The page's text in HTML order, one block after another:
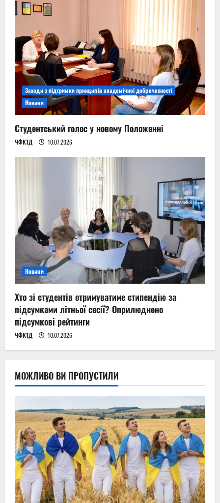
Заходи з підтримки принципів академічної доброчесності
Новини
Студентський голос у новому Положенні
ЧФКТД 10.07.2026
Новини
Хто зі студентів отримуватиме стипендію за
підсумками літньої сесії? Оприлюднено
підсумкові рейтинги
ЧФКТД 10.07.2026
МОЖЛИВО ВИ ПРОПУСТИЛИ